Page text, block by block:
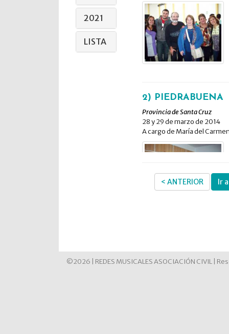
2021
LISTA
2) PIEDRABUENA
Provincia de Santa Cruz
28 y 29 de marzo de 2014
A cargo de María del
< ANTERIOR Ir
©2026 | REDES MUSICALES ASOCIACIÓN CIVIL |